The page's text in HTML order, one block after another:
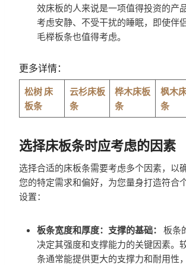
效床板的人来说是一项值得投资的产
考虑安静、不受干扰的睡眠，即使伴
毛榉板条也值得考虑。
更多详情：
松树 床
板条
云杉床板
条
桦木床板
条
枫木
条
选择床板条时应考虑的因素
选择合适的床板条需要考虑多个因素，以
您的特定需求和偏好，为您量身打造符合
设置：
板条宽度和厚度：支撑的基础：
板条
决定其强度和支撑能力的关键因素。
条通常能提供更大的支撑力和耐用性